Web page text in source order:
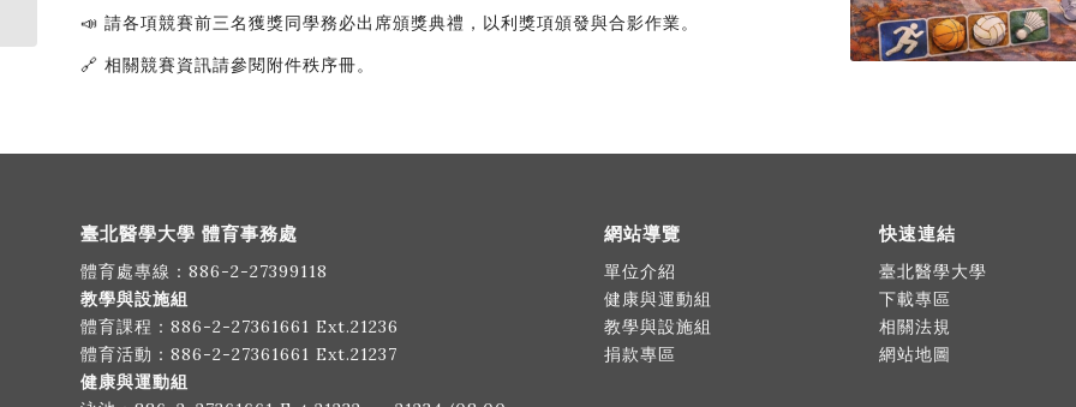
📣 請各項競賽前三名獲獎同學務必出席頒獎典禮，以利獎項頒發與合影作業。
🔗 相關競賽資訊請參閱附件秩序冊。
臺北醫學大學 體育事務處
體育處專線： 886-2-27399118
教學與設施組
體育課程： 886-2-27361661 Ext.21236
體育活動： 886-2-27361661 Ext.21237
健康與運動組
網站導覽
單位介紹
健康與運動組
教學與設施組
捐款專區
快速連結
臺北醫學大學
下載專區
相關法規
網站地圖